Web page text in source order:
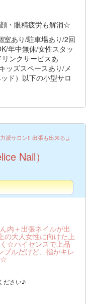
・眼精疲労も解消☆
室あり/駐車場あり/2回
年中無休/女性スタッ
ンクサービスあ
ッズスペースあり/メ
ド）以下の小型サロ
派サロン!! 出張も出来るよ
Nail）
内＋出張ネイルが出
の大人女性に向けた上
☆ハイセンスで上品
プルだけど、指がキレ
☆
ださい♪